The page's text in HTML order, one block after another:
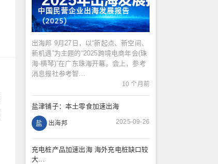
中国民营企业出海发展报告
（2025）
出海邦 9月27日，以“新起点、新空间、
新机遇”为主题的“2025跨境电商年会(珠
海-横琴)”在广东珠海开幕。会上，参考
消息报社参考智...
10 个月前
盐津铺子：本土零食加速出海
盐 出海邦 2025-09-26
充电桩产品加速出海 海外充电桩缺口较
大...